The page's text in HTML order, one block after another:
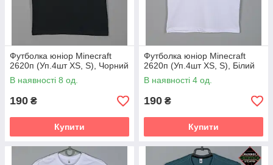
Футболка юніор Minecraft
2620п (Уп.4шт XS, S), Чорний
В наявності 8 од.
190 ₴
Купити
Футболка юніор Minecraft
2620п (Уп.4шт XS, S), Білий
В наявності 4 од.
190 ₴
Купити